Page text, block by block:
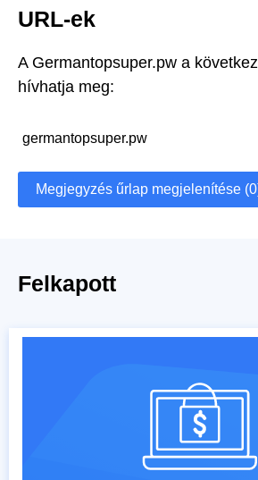
URL-ek
A Germantopsuper.pw a
hívhatja meg:
germantopsuper.pw
Megjegyzés űrlap megjelenítése
Felkapott